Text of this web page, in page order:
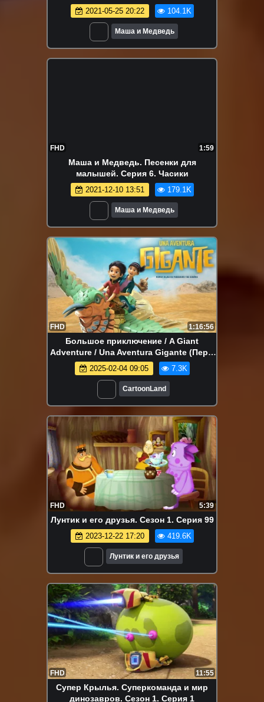
2021-05-25 20:22 104.1K
Маша и Медведь
FHD 1:59
Маша и Медведь. Песенки для
малышей. Серия 6. Часики
2021-12-10 13:51 179.1K
Маша и Медведь
FHD 1:16:56
Большое приключение / A Giant
Adventure / Una Aventura Gigante (Перу,
2023)
2025-02-04 09:05 7.3K
CartoonLand
FHD 5:39
Лунтик и его друзья. Сезон 1. Серия 99
2023-12-22 17:20 419.6K
Лунтик и его друзья
FHD 11:55
Супер Крылья. Суперкоманда и мир
динозавров. Сезон 1. Серия 1